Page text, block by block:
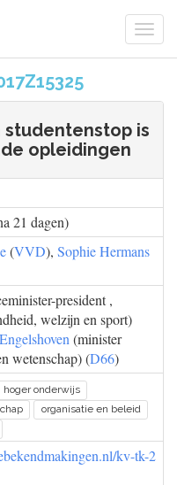
is
opleidingen
21 dagen)
(VVD), Sophie Hermans
president ,
welzijn en sport)
(minister
wetenschap) (D66)
hoger onderwijs
organisatie en beleid
kv-tk-2